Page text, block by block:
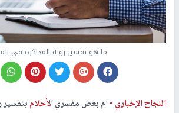
ما هو تفسير رؤية المذاكرة في
النجاح الإخباري -ام بعض مفسري الأحلامبتفسير